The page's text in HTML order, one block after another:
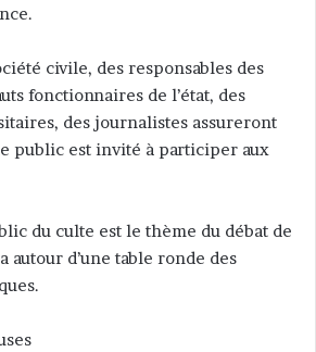
civile, des responsables des
fonctionnaires de l’état, des
des journalistes assureront
public est invité à participer aux
du culte est le thème du débat de
d’une table ronde des